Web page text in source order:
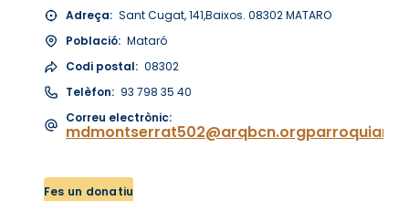
Adreça: Sant Cugat, 141,Baixos. 08302 MATARO
Població: Mataró
Codi postal: 08302
Telèfon: 93 798 35 40
Correu electrònic:
Fes un donatiu